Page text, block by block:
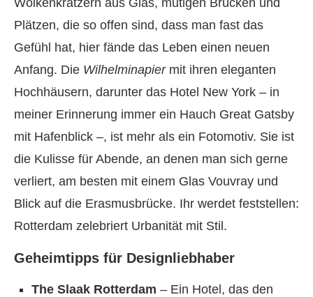
Wolkenkratzern aus Glas, mutigen Brücken und
Plätzen, die so offen sind, dass man fast das
Gefühl hat, hier fände das Leben einen neuen
Anfang. Die Wilhelminapiermit ihren eleganten
Hochhäusern, darunter das Hotel New York – in
meiner Erinnerung immer ein Hauch Great Gatsby
mit Hafenblick –, ist mehr als ein Fotomotiv. Sie ist
die Kulisse für Abende, an denen man sich gerne
verliert, am besten mit einem Glas Vouvray und
Blick auf die Erasmusbrücke. Ihr werdet feststellen:
Rotterdam zelebriert Urbanität mit Stil.
Geheimtipps für Designliebhaber
The Slaak Rotterdam – Ein Hotel, das den